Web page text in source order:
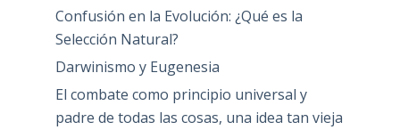
Confusión en la Evolución: ¿Qué es la
Selección Natural?
Darwinismo y Eugenesia
El combate como principio universal y
padre de todas las cosas, una idea tan vieja